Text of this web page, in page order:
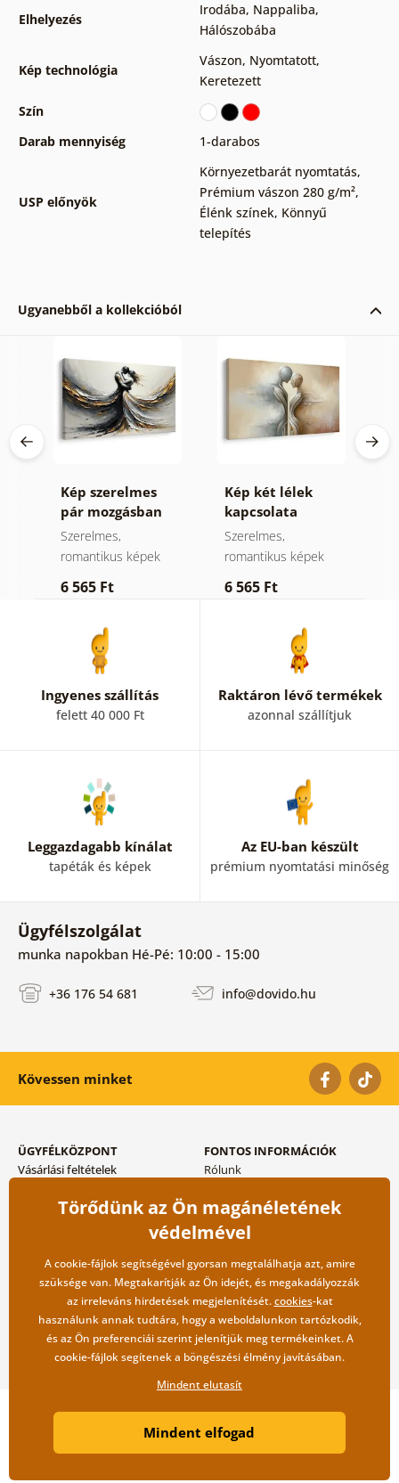
Elhelyezés
Irodába, Nappaliba,
Hálószobába
Kép technológia
Vászon, Nyomtatott,
Keretezett
Szín
Darab mennyiség
1-darabos
USP előnyök
Környezetbarát nyomtatás,
Prémium vászon 280 g/m²,
Élénk színek, Könnyű
telepítés
Ugyanebből a kollekcióból
Kép szerelmes
pár mozgásban
Szerelmes,
romantikus képek
6 565 Ft
Kép két lélek
kapcsolata
Szerelmes,
romantikus képek
6 565 Ft
Ingyenes szállítás
felett 40 000 Ft
Raktáron lévő termékek
azonnal szállítjuk
Leggazdagabb kínálat
tapéták és képek
Az EU-ban készült
prémium nyomtatási minőség
Ügyfélszolgálat
munka napokban Hé-Pé: 10:00 - 15:00
+36 176 54 681 info@dovido.hu
Kövessen minket
ÜGYFÉLKÖZPONT
Vásárlási feltételek
Szállítási és fizetési módok
FONTOS INFORMÁCIÓK
Rólunk
Blog
Kapcsolat
Nagykereskedelmi
együttműködés
Copyright ©2019 © Dovido.hu.
Litvanyi.sk| A webáruházat készítette
Törődünk az Ön magánéletének
védelmével
A cookie-fájlok segítségével gyorsan megtalálhatja azt, amire
szüksége van. Megtakarítják az Ön idejét, és megakadályozzák
az irreleváns hirdetések megjelenítését.cookies-kat
használunk annak tudtára, hogy a weboldalunkon tartózkodik,
és az Ön preferenciái szerint jelenítjük meg termékeinket. A
cookie-fájlok segítenek a böngészési élmény javításában.
Mindent elutasít
Mindent elfogad